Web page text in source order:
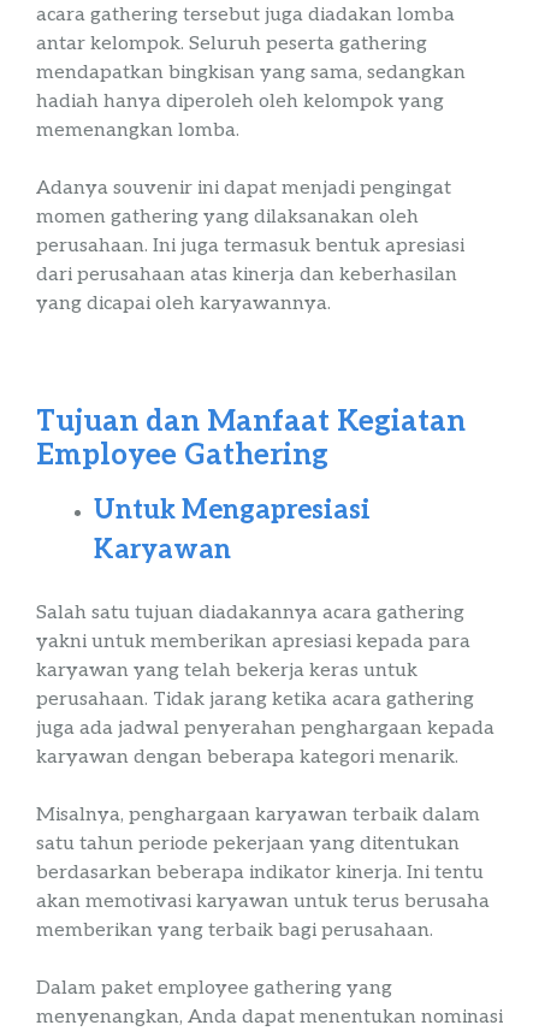
acara gathering tersebut juga diadakan lomba
antar kelompok. Seluruh peserta gathering
mendapatkan bingkisan yang sama, sedangkan
hadiah hanya diperoleh oleh kelompok yang
memenangkan lomba.
Adanya souvenir ini dapat menjadi pengingat
momen gathering yang dilaksanakan oleh
perusahaan. Ini juga termasuk bentuk apresiasi
dari perusahaan atas kinerja dan keberhasilan
yang dicapai oleh karyawannya.
Tujuan dan Manfaat Kegiatan
Employee Gathering
Untuk Mengapresiasi
Karyawan
Salah satu tujuan diadakannya acara gathering
yakni untuk memberikan apresiasi kepada para
karyawan yang telah bekerja keras untuk
perusahaan. Tidak jarang ketika acara gathering
juga ada jadwal penyerahan penghargaan kepada
karyawan dengan beberapa kategori menarik.
Misalnya, penghargaan karyawan terbaik dalam
satu tahun periode pekerjaan yang ditentukan
berdasarkan beberapa indikator kinerja. Ini tentu
akan memotivasi karyawan untuk terus berusaha
memberikan yang terbaik bagi perusahaan.
Dalam paket employee gathering yang
menyenangkan, Anda dapat menentukan nominasi